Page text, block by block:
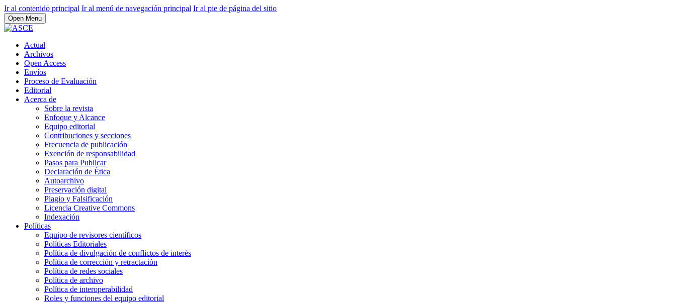
Ir al contenido principal Ir al menú de navegación principal Ir al pie de página del sitio
Open Menu
Actual
Archivos
Open Access
Envíos
Proceso de Evaluación
Editorial
Acerca de
Sobre la revista
Enfoque y Alcance
Equipo editorial
Contribuciones y secciones
Frecuencia de publicación
Exención de responsabilidad
Pasos para Publicar
Declaración de Ética
Autoarchivo
Preservación digital
Plagio y Falsificación
Licencia Creative Commons
Indexación
Políticas
Equipo de revisores científicos
Políticas Editoriales
Política de divulgación de conflictos de interés
Política de corrección y retractación
Política de redes sociales
Política de archivo
Política de interoperabilidad
Roles y funciones del equipo editorial